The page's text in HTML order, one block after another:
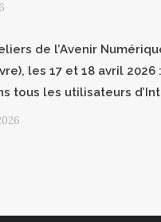
de l’Avenir
les 17 et 18 avril 2026 :
tous les utilisateurs